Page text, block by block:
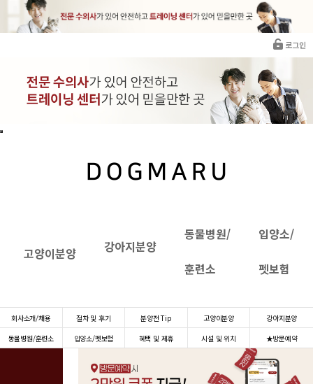
로그인
고양이분양 강아지분양
동물병원/
훈련소
입양소/
펫보험
회사소개/채용 절차 및 후기 분양전 Tip 고양이분양
강아지분양
동물병원/훈련소
입양소/펫보험 혜택 및 제휴 시설 및 위치 ★방문예약
뱅갈분양